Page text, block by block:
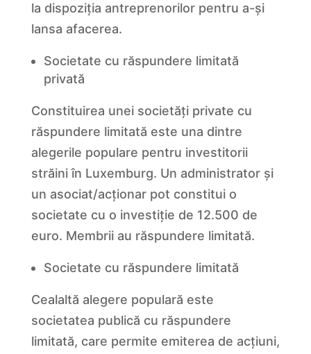
la dispoziția antreprenorilor pentru a-și
lansa afacerea.
Societate cu răspundere limitată
privată
Constituirea unei societăți private cu
răspundere limitată este una dintre
alegerile populare pentru investitorii
străini în Luxemburg. Un administrator și
un asociat/acționar pot constitui o
societate cu o investiție de 12.500 de
euro. Membrii au răspundere limitată.
Societate cu răspundere limitată
Cealaltă alegere populară este
societatea publică cu răspundere
limitată, care permite emiterea de acțiuni,